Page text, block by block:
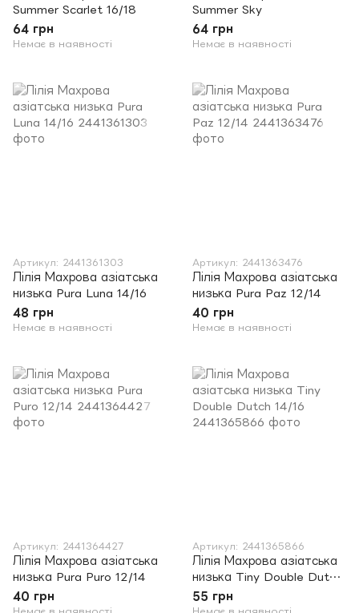
Summer Scarlet 16/18
64 грн
Немає в наявності
Summer Sky
64 грн
Немає в наявності
Артикул: 2441361303
Лілія Махрова азіатська
низька Pura Luna 14/16
48 грн
Немає в наявності
Артикул: 2441363476
Лілія Махрова азіатська
низька Pura Paz 12/14
40 грн
Немає в наявності
Артикул: 2441364427
Лілія Махрова азіатська
низька Pura Puro 12/14
40 грн
Артикул: 2441365866
Лілія Махрова азіатська
низька Tiny Double Dutch
14/16
55 грн